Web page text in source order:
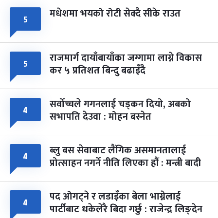
५ मधेशमा भयको रोटी सेक्दै सीके राउत
५ राजमार्ग दायाँबायाँका जग्गामा लाग्ने विकास
कर ५ प्रतिशत बिन्दु बढाइँदै
४ सर्वोच्चले गगनलाई चड्कन दियो, अबको
सभापति देउवा : मोहन बस्नेत
४ ब्लु बस सेवाबाट लैंगिक असमानतालाई
प्रोत्साहन नगर्ने नीति लिएका हौं : मन्त्री बादी
४ पद ओगट्ने र लडाइँका बेला भाग्नेलाई
पार्टीबाट धकेलेरै बिदा गर्छु : राजेन्द्र लिङ्देन